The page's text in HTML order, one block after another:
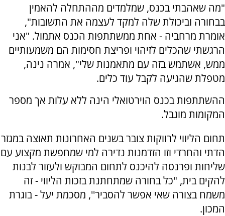
"מה שאהבתי בכנס, שמלמדים מההתחלה להאמין
בבחורה וביכולת שלה למקד לעצמה את התשובות",
אומרת מרחביה - אחת ממשתתפות הכנס אתמול. "אני
הרגשתי שהכלים לזיהוי ופריצת חסימות הם משמעותיים
ממש, אשתמש בזה עם מתאמנות שלי", אמרה נינה,
מטפלת שהגיעה לקבל עוד כלים.
ההשתתפות בכנס הוירטואלי הינה ללא עלות אך מספר
המקומות מוגבל.
תחום הליווי לרווקות צובר בשנים האחרונות תאוצה במגזר
הדתי והחרדי וזו הזדמנות נדירה למי שמחפשת מקצוע עם
שליחות ופרנסה להיכנס לתחום המבוקש ולעזור לבנות
להקים בית, "כל בחורה שמתחתנת בזכות הליווי - זה
משמח בצורה שאי אפשר להסביר'', מסכמת יעל - בוגרת
המכון.